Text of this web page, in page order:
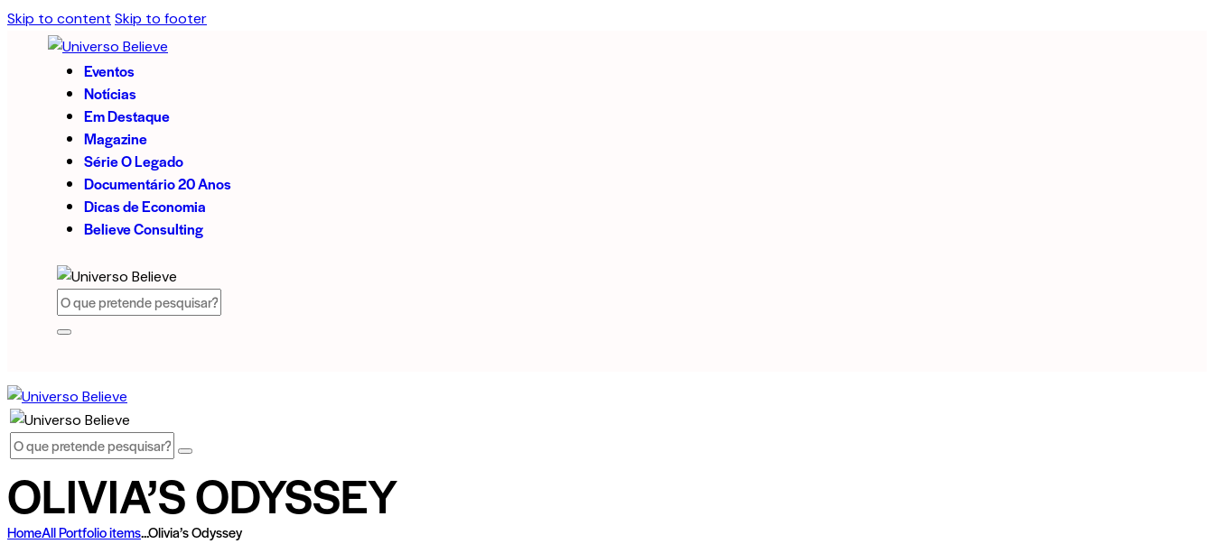
Skip to content Skip to footer
Eventos
Notícias
Em Destaque
Magazine
Série O Legado
Documentário 20 Anos
Dicas de Economia
Believe Consulting
OLIVIA’S ODYSSEY
HomeAll Portfolio items...Olivia’s Odyssey